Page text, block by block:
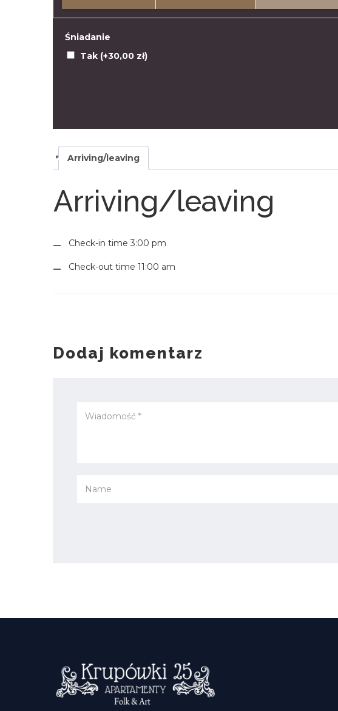
Śniadanie
Tak (+30,00 zł)
Arriving/leaving
Arriving/leaving
Check-in time 3:00 pm
Check-out time 11:00 am
Dodaj komentarz